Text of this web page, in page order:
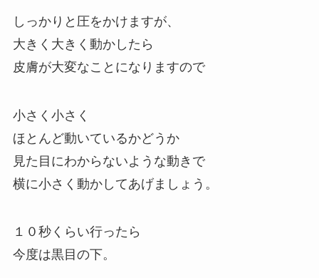
しっかりと圧をかけますが、
大きく大きく動かしたら
皮膚が大変なことになりますので
小さく小さく
ほとんど動いているかどうか
見た目にわからないような動きで
横に小さく動かしてあげましょう。
１０秒くらい行ったら
今度は黒目の下。